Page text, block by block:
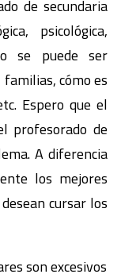
de secundaria
psicológica,
se puede ser
cómo es
Espero que el
profesorado de
A diferencia
los mejores
cursar los
son excesivos